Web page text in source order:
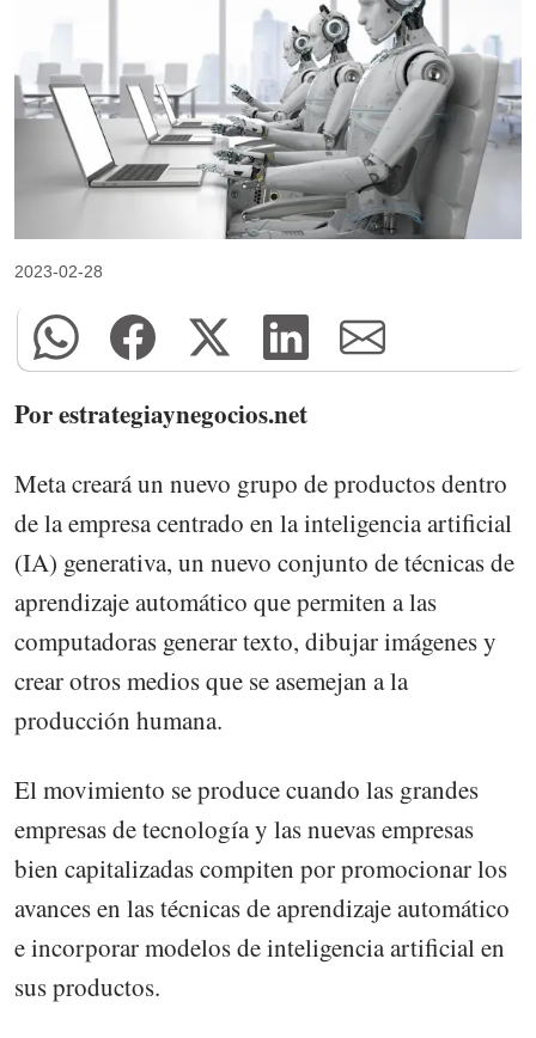
2023-02-28
Por estrategiaynegocios.net
Meta creará un nuevo grupo de productos dentro
de la empresa centrado en la inteligencia artificial
(IA) generativa, un nuevo conjunto de técnicas de
aprendizaje automático que permiten a las
computadoras generar texto, dibujar imágenes y
crear otros medios que se asemejan a la
producción humana.
El movimiento se produce cuando las grandes
empresas de tecnología y las nuevas empresas
bien capitalizadas compiten por promocionar los
avances en las técnicas de aprendizaje automático
e incorporar modelos de inteligencia artificial en
sus productos.